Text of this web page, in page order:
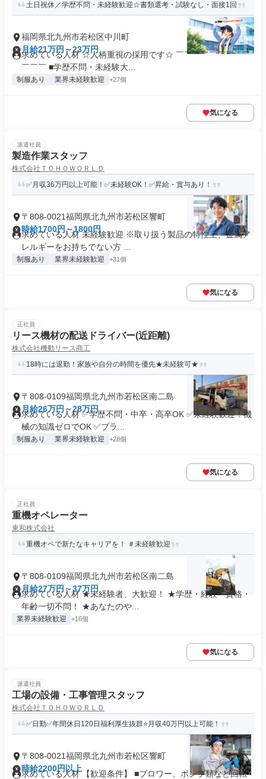
土日祝休／学歴不問・未経験歓迎☆書類選考・試験なし・面接1回
福岡県北九州市若松区中川町
月給21万円～23万円
求めている人材 ☆人柄重視の採用です☆ ￣￣￣￣￣￣￣￣￣
￣￣￣ ■学歴不問・未経験大...
制服あり 業界未経験歓迎 +27個
気になる
派遣社員
製造作業スタッフ
株式会社ＴＯＨＯＷＯＲＬＤ
✅月収36万円以上可能！✅未経験OK！✅昇給・賞与あり！
〒808-0021福岡県北九州市若松区響町
時給1700円～1800円
求めている人材 未経験歓迎 ※取り扱う製品の特性上、金属ア
レルギーをお持ちでない方 ...
制服あり 業界未経験歓迎 +31個
気になる
正社員
リース機材の配送ドライバー(近距離)
株式会社機動リース商工
18時には退勤！家族や自分の時間を優先★未経験可★
〒808-0109福岡県北九州市若松区南二島
月給26万円～28万円
求めている人材 ✅学歴不問・中卒・高卒OK ✅未経験歓迎！機
械の知識ゼロでOK ✅ブラ...
制服あり 業界未経験歓迎 +28個
気になる
正社員
重機オペレーター
東和株式会社
重機オペで新たなキャリアを！ ＃未経験歓迎
〒808-0109福岡県北九州市若松区南二島
月給27万円～37万円
求めている人材 ★未経験者、大歓迎！ ★学歴・経験・資格・
年齢一切不問！ ★あなたのや...
業界未経験歓迎 +16個
気になる
派遣社員
工場の設備・工事管理スタッフ
株式会社ＴＯＨＯＷＯＲＬＤ
✅日勤✅年間休日120日福利厚生抜群⭐月収40万円以上可能！
〒808-0021福岡県北九州市若松区響町
時給2200円以上
求めている人材 【歓迎条件】 ■ブロワー、ポンプ類など回転